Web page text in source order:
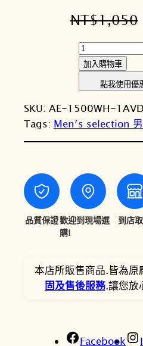
NT$1,050
C
A
I
O
卡
西
A
E
1
0
W
H
A
加入購物車
點我使用優
SKU: AE-1500WH-
Tags: Men′s selection
品質保證歡迎到現場選
購!
到店
本店所販售商品.皆為原
固及售後服務.讓您放
Facebook